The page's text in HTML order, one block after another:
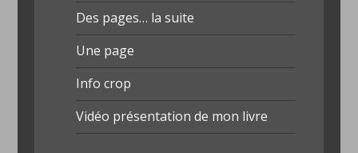
Des pages… la suite
Une page
Info crop
Vidéo présentation de mon livre